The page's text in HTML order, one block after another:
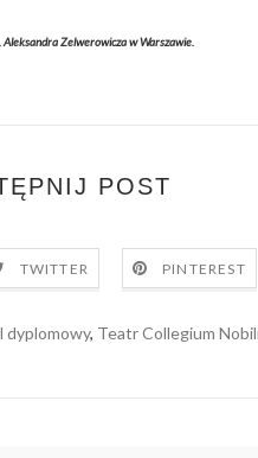
Zelwerowicza w Warszawie.
POST
TWITTER PINTEREST
dyplomowy, Teatr Collegium